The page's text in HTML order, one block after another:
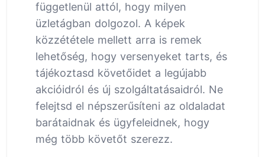
függetlenül attól, hogy milyen
üzletágban dolgozol. A képek
közzététele mellett arra is remek
lehetőség, hogy versenyeket tarts, és
tájékoztasd követőidet a legújabb
akcióidról és új szolgáltatásaidról. Ne
felejtsd el népszerűsíteni az oldaladat
barátaidnak és ügyfeleidnek, hogy
még több követőt szerezz.